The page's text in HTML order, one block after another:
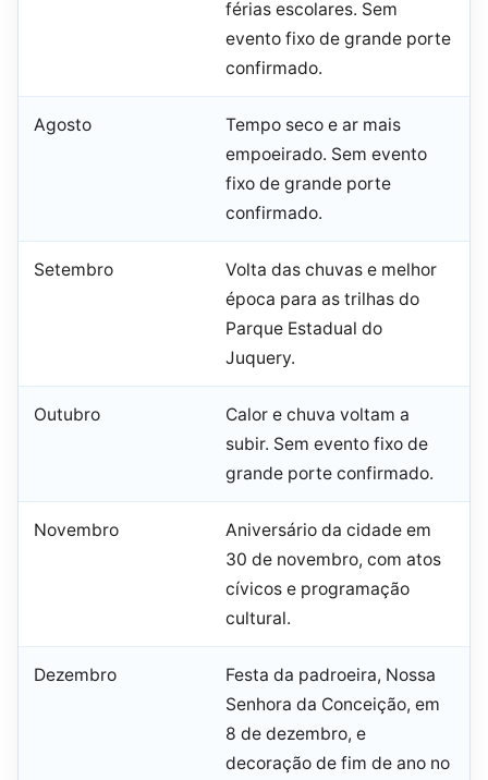
férias escolares. Sem
evento fixo de grande porte
confirmado.
Agosto
Tempo seco e ar mais
empoeirado. Sem evento
fixo de grande porte
confirmado.
Setembro
Volta das chuvas e melhor
época para as trilhas do
Parque Estadual do
Juquery.
Outubro
Calor e chuva voltam a
subir. Sem evento fixo de
grande porte confirmado.
Novembro
Aniversário da cidade em
30 de novembro, com atos
cívicos e programação
cultural.
Dezembro
Festa da padroeira, Nossa
Senhora da Conceição, em
8 de dezembro, e
decoração de fim de ano no